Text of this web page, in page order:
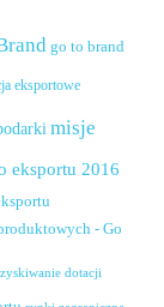
go to brand
eksportowe
misje
eksportu 2016
- Go
dotacji